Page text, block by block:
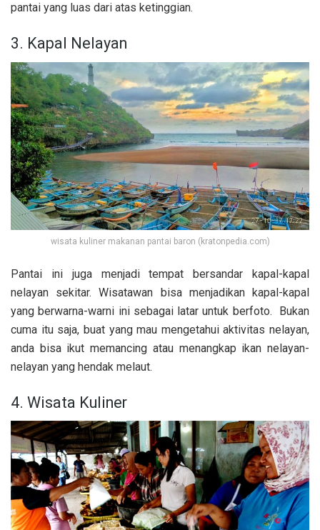
pantai yang luas dari atas ketinggian.
3. Kapal Nelayan
wisata kuliner makanan pantai baron (kratonpedia.com)
Pantai ini juga menjadi tempat bersandar kapal-kapal
nelayan sekitar. Wisatawan bisa menjadikan kapal-kapal
yang berwarna-warni ini sebagai latar untuk berfoto. Bukan
cuma itu saja, buat yang mau mengetahui aktivitas nelayan,
anda bisa ikut memancing atau menangkap ikan nelayan-
nelayan yang hendak melaut.
4. Wisata Kuliner